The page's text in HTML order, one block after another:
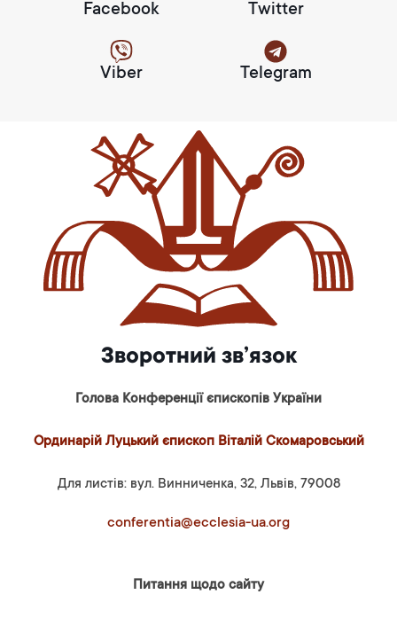
Facebook Twitter
Viber Telegram
Зворотний зв’язок
Голова Конференції єпископів України
Ординарій Луцький єпископ Віталій Скомаровський
Для листів: вул. Винниченка, 32, Львів, 79008
conferentia@ecclesia-ua.org
Питання щодо сайту